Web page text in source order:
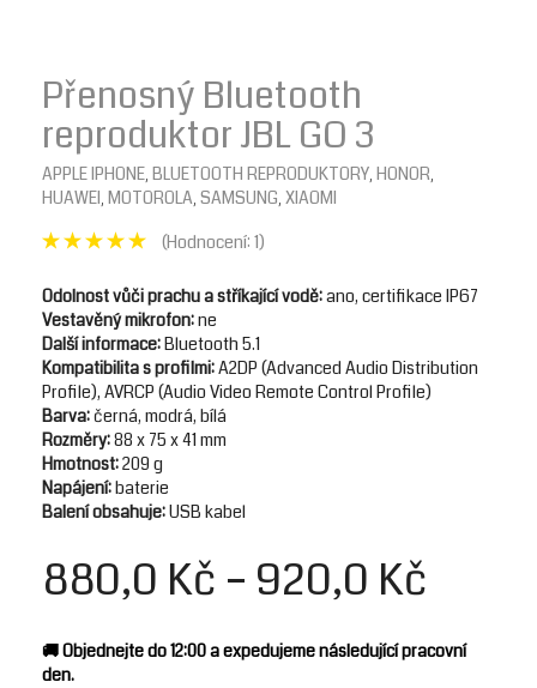
Přenosný Bluetooth
reproduktor JBL GO 3
APPLE IPHONE BLUETOOTH REPRODUKTORY HONOR
HUAWEI MOTOROLA SAMSUNG XIAOMI
(Hodnocení: 1)
Odolnost vůči prachu a stříkající vodě:ano, certifikace IP67
Vestavěný mikrofon:ne
Další informace:Bluetooth 5.1
Kompatibilita s profilmi:A2DP (Advanced Audio Distribution
Profile), AVRCP (Audio Video Remote Control Profile)
Barva:černá, modrá, bílá
Rozměry:88 x 75 x 41 mm
Hmotnost:209 g
Napájení:baterie
Balení obsahuje:USB kabel
880,0 Kč – 920,0 Kč
🚚 Objednejte do 12:00 a expedujeme následující pracovní
den.